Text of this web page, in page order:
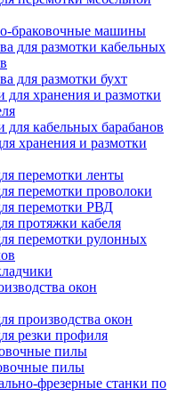
браковочные машины
для размотки кабельных
для размотки бухт
для хранения и размотки
для кабельных барабанов
хранения и размотки
перемотки ленты
перемотки проволоки
перемотки РВД
протяжки кабеля
перемотки рулонных
окон
производства окон
резки профиля
пилы
пилы
фрезерные станки по